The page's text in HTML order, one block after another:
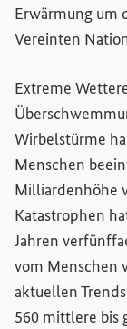
Erwärmung um
Vereinten
Extreme
Wirbelstürme
Menschen
Milliardenhöhe
Katastrophen
Jahren
vom Menschen
aktuellen
560 mittlere bis